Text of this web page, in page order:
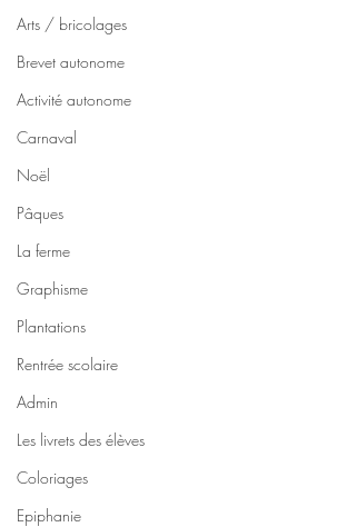
Arts / bricolages
Brevet autonome
Activité autonome
Carnaval
Noël
Pâques
La ferme
Graphisme
Plantations
Rentrée scolaire
Admin
Les livrets des élèves
Coloriages
Epiphanie